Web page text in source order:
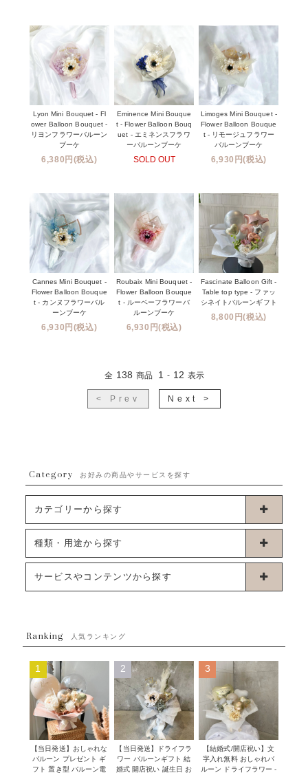
Lyon Mini Bouquet - Fl
ower Balloon Bouquet -
リヨンフラワーバルーン
ブーケ
6,380円(税込)
Eminence Mini Bouque
t - Flower Balloon Bouq
uet - エミネンスフラワ
ーバルーンブーケ
SOLD OUT
Limoges Mini Bouquet -
Flower Balloon Bouque
t - リモージュフラワー
バルーンブーケ
6,930円(税込)
Cannes Mini Bouquet -
Flower Balloon Bouque
t - カンヌフラワーバル
ーンブーケ
6,930円(税込)
Roubaix Mini Bouquet -
Flower Balloon Bouque
t - ルーベーフラワーバ
ルーンブーケ
6,930円(税込)
Fascinate Balloon Gift -
Table top type - ファッ
シネイトバルーンギフト
8,800円(税込)
全 138 商品 1 - 12 表示
< Prev Next >
Category お好みの商品やサービスを探す
カテゴリーから探す
卓上タイプバルーン
ブーケタイプバルーン
ムーンリットバルーン
コンフェッティバルーン
フリンジバルーン
デコレーションセット
プロップスバルーン
種類・用途から探す
お誕生日
開店・周年祝い
発表会・劇場
その他お祝い
クリスマス
サービスやコンテンツから探す
発送について
Q&A
メッセージカード・電報について
オーダーメイドについて
セミオーダーについて
フリンジバルーンについて
Ranking 人気ランキング
1
【当日発送】おしゃれな
バルーン プレゼント ギ
フト 置き型 バルーン電
2
【当日発送】ドライフラ
ワー バルーンギフト 結
婚式 開店祝い 誕生日 お
3
【結婚式/開店祝い】文
字入れ無料 おしゃれバ
ルーン ドライフラワー -